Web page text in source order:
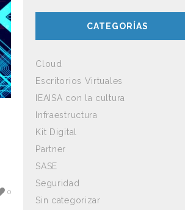
0
CATEGORÍAS
Cloud
Escritorios Virtuales
IEAISA con la cultura
Infraestructura
Kit Digital
Partner
SASE
Seguridad
Sin categorizar